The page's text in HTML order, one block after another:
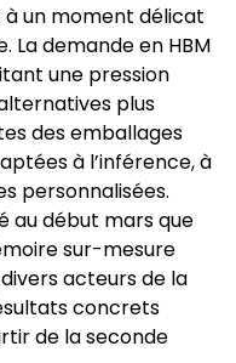
un moment délicat
La demande en HBM
une pression
plus
des emballages
à l’inférence, à
personnalisées.
au début mars que
sur-mesure
acteurs de la
concrets
de la seconde